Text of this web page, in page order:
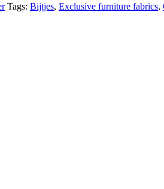
Tags: Bijtjes, Exclusive furniture fabrics,